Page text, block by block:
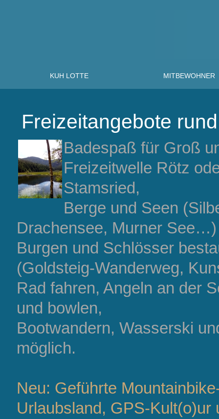
KUH LOTTE MITBEWOHNER
Freizeitangebote
Badespaß für Groß
Freizeitwelle Rötz
Stamsried,
Berge und Seen
Drachensee, Murner
Burgen und Schlösser
(Goldsteig-Wanderweg,
Rad fahren, Angeln an der
und bowlen,
Bootwandern, Wasserski
möglich.
Neu: Geführte
Urlaubsland, GPS-Kult(o)ur